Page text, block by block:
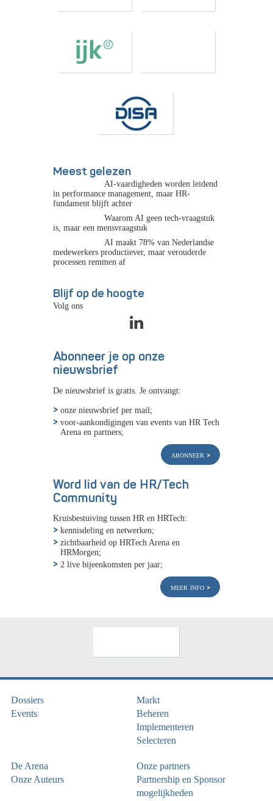
Meest gelezen
AI-vaardigheden worden leidend
in performance management, maar HR-
fundament blijft achter
Waarom AI geen tech-vraagstuk
is, maar een mensvraagstuk
AI maakt 78% van Nederlandse
medewerkers productiever, maar verouderde
processen remmen af
Blijf op de hoogte
Volg ons
Abonneer je op onze
nieuwsbrief
De nieuwsbrief is gratis. Je ontvangt:
onze nieuwsbrief per mail;
voor-aankondigingen van events van HR Tech
Arena en partners;
abonneer
Word lid van de HR/Tech
Community
Kruisbestuiving tussen HR en HRTech:
kennisdeling en netwerken;
zichtbaarheid op HRTech Arena en
HRMorgen;
2 live bijeenkomsten per jaar;
meer info
Dossiers
Events
Markt
Beheren
Implementeren
Selecteren
De Arena
Onze Auteurs
Onze partners
Partnership en Sponsor
mogelijkheden